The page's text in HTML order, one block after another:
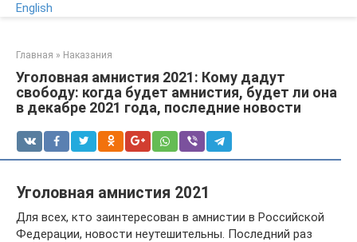
English
Главная » Наказания
Уголовная амнистия 2021: Кому дадут
свободу: когда будет амнистия, будет ли она
в декабре 2021 года, последние новости
Уголовная амнистия 2021
Для всех, кто заинтересован в амнистии в Российской
Федерации, новости неутешительны. Последний раз